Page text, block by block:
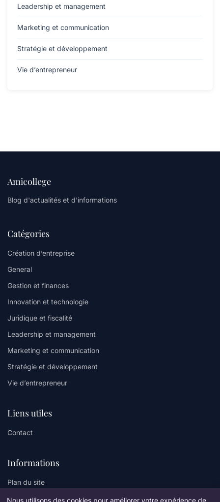
Leadership et management
Marketing et communication
Stratégie et développement
Vie d’entrepreneur
Amicollege
Blog d'actualités et d'informations
Catégories
Création d’entreprise
General
Gestion et finances
Innovation et technologie
Juridique et fiscalité
Leadership et management
Marketing et communication
Stratégie et développement
Vie d’entrepreneur
Liens utiles
Contact
Informations
Plan du site
Nous utilisons des cookies pour améliorer votre expérience de